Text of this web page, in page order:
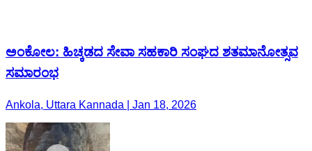
ಅಂಕೋಲ: ಹಿಚ್ಕಡದ ಸೇವಾ ಸಹಕಾರಿ ಸಂಘದ ಶತಮಾನೋತ್ಸವ
ಸಮಾರಂಭ
Ankola, Uttara Kannada | Jan 18, 2026